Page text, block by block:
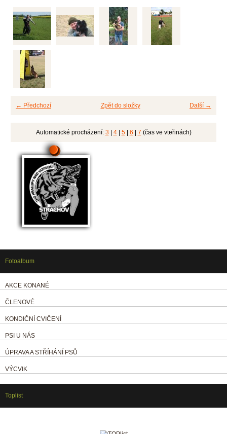
← Předchozí Další →
Zpět do složky
Automatické procházení: 3 4| 5| 6 7 (čas ve vteřinách)
Fotoalbum
AKCE KONANÉ
ČLENOVÉ
KONDIČNÍ CVIČENÍ
PSI U NÁS
ÚPRAVA A STŘÍHÁNÍ PSŮ
VÝCVIK
Toplist